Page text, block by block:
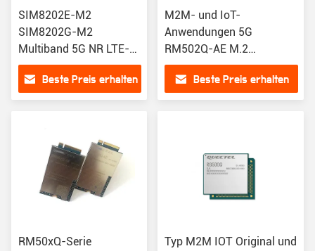
SIM8202E-M2
SIM8202G-M2
Multiband 5G NR LTE-
FDD LTE-TDD HSPA-
Modul für R15 5G
NSA/SA-Unterstützung
Beste Preis erhalten
M2M- und IoT-
Anwendungen 5G
RM502Q-AE M.2
RM502QAEAA-M20-
SGASA RM502Q Wireless
Modul
Beste Preis erhalten
RM50xQ-Serie
Typ M2M IOT Original und